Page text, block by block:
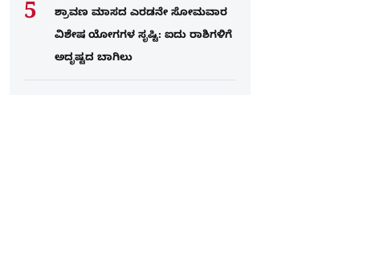
ಶ್ರಾವಣ ಮಾಸದ ಎರಡನೇ ಸೋಮವಾರ
ವಿಶೇಷ ಯೋಗಗಳ ಸೃಷ್ಟಿ: ಐದು ರಾಶಿಗಳಿಗೆ
ಅದೃಷ್ಟದ ಬಾಗಿಲು